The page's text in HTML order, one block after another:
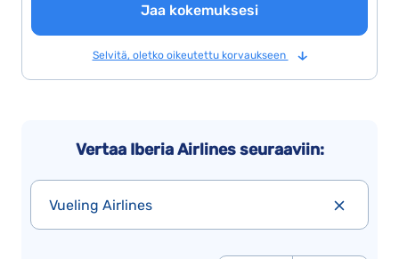
Jaa kokemuksesi
Selvitä, oletko oikeutettu korvaukseen
Vertaa Iberia Airlines seuraaviin:
Vueling Airlines